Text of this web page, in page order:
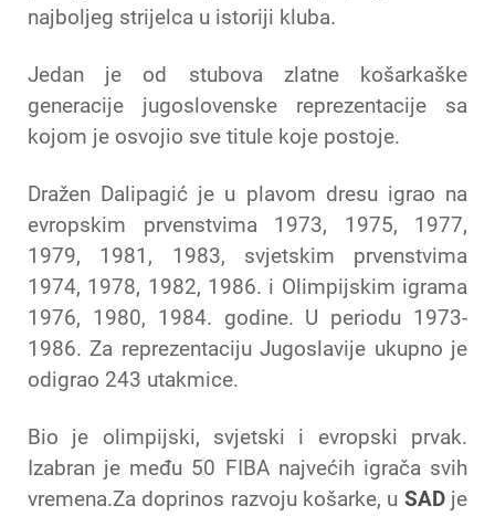
najboljeg strijelca u istoriji kluba.
Jedan je od stubova zlatne košarkaške
generacije jugoslovenske reprezentacije sa
kojom je osvojio sve titule koje postoje.
Dražen Dalipagić je u plavom dresu igrao na
evropskim prvenstvima 1973, 1975, 1977,
1979, 1981, 1983, svjetskim prvenstvima
1974, 1978, 1982, 1986. i Olimpijskim igrama
1976, 1980, 1984. godine. U periodu 1973-
1986. Za reprezentaciju Jugoslavije ukupno je
odigrao 243 utakmice.
Bio je olimpijski, svjetski i evropski prvak.
Izabran je među 50 FIBA najvećih igrača svih
vremena.Za doprinos razvoju košarke, u SADje